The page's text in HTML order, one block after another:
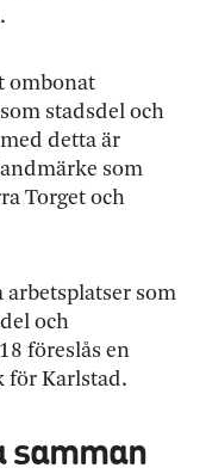
ombonat
stadsdel och
detta är
som
Torget och
som
och
föreslås en
för Karlstad.
samman